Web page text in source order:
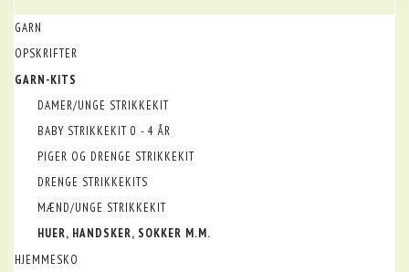
GARN
OPSKRIFTER
GARN-KITS
DAMER/UNGE STRIKKEKIT
BABY STRIKKEKIT 0 - 4 ÅR
PIGER OG DRENGE STRIKKEKIT
DRENGE STRIKKEKITS
MÆND/UNGE STRIKKEKIT
HUER, HANDSKER, SOKKER M.M.
HJEMMESKO